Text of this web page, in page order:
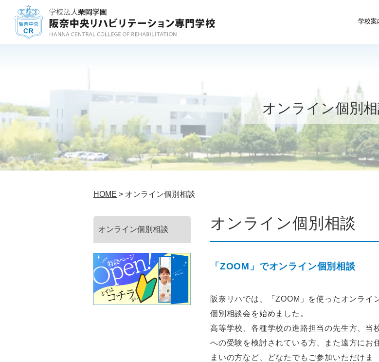
学校案
オンライン個別
HOME > オンライン個別相談
オンライン個別相談
「ZOOM」でオンライン個別相談
阪奈リハでは、「ZOOM」を使ったオンライ
個別相談会を始めました。
高等学校、各種学校の進路担当の先生方、当
への受験を検討されている方、また遠方にお
まいの方など、どなたでもご参加いただけま
オンライン個別相談